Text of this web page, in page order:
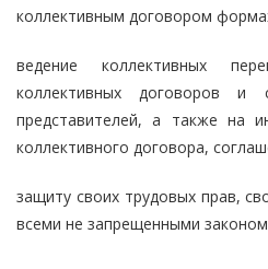
коллективным договором
ведение коллективных
коллективных договоров и
представителей, а также на
коллективного договора,
защиту своих трудовых прав,
всеми не запрещенными